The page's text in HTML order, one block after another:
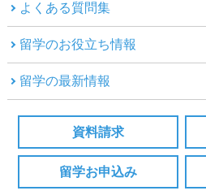
よくある質問集
留学のお役立ち情報
留学の最新情報
資料請求
留学お申込み